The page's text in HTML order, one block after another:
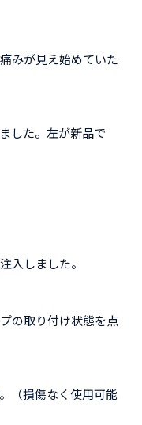
みが見え始めていた
した。左が新品で
入しました。
の取り付け状態を点
（損傷なく使用可能